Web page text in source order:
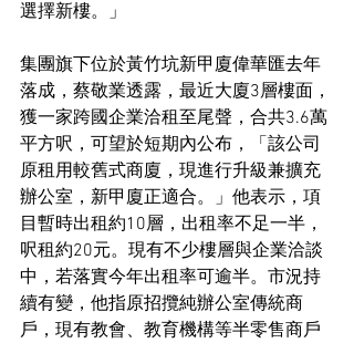
選擇新樓。」
集團旗下位於黃竹坑新甲廈偉華匯去年
落成，蔡敬業透露，最近大廈3層樓面，
獲一家跨國企業洽租至尾聲，合共3.6萬
平方呎，可望於短期內公布，「該公司
原租用較舊式商廈，現進行升級兼擴充
辦公室，新甲廈正適合。」他表示，項
目暫時出租約10層，出租率不足一半，
呎租約20元。現有不少樓層與企業洽談
中，若落實今年出租率可逾半。市況持
續有變，他指原招攬純辦公室傳統商
戶，現有教會、教育機構等半零售商戶